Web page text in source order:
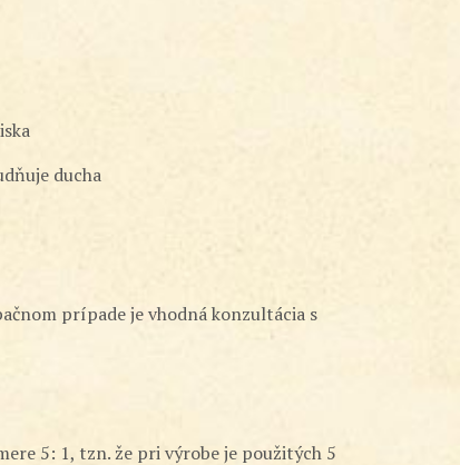
ducha
prípade je vhodná konzultácia s
5: 1, tzn. že pri výrobe je použitých 5